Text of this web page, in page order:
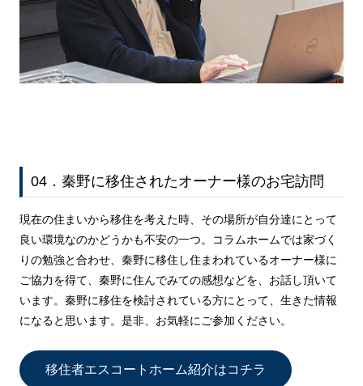
04．秦野に移住されたオーナー様のお宅訪問
現在の住まいから移住を考えた時、その場所が自分達にとって
良い環境なのかどうかも不安の一つ。コラムホームでは家づく
りの勉強と合わせ、秦野に移住し住まわれているオーナー様に
ご協力を得て、秦野に住んでみての感想などを、お話し頂いて
います。秦野に移住を検討されている方にとって、生きた情報
になると思います。是非、お気軽にご参加ください。
移住者エスコートホーム紹介はコチラ